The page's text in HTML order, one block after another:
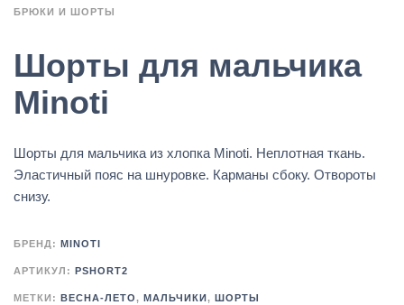
БРЮКИ И ШОРТЫ
Шорты для мальчика
Minoti
Шорты для мальчика из хлопка Minoti. Неплотная ткань.
Эластичный пояс на шнуровке. Карманы сбоку. Отвороты
снизу.
БРЕНД: MINOTI
АРТИКУЛ: PSHORT2
МЕТКИ: ВЕСНА-ЛЕТО, МАЛЬЧИКИ , ШОРТЫ